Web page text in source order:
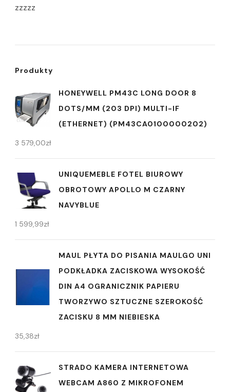
zzzzz
Produkty
HONEYWELL PM43C LONG DOOR 8
DOTS/MM (203 DPI) MULTI-IF
(ETHERNET) (PM43CA0100000202)
3 579,00zł
UNIQUEMEBLE FOTEL BIUROWY
OBROTOWY APOLLO M CZARNY
NAVYBLUE
1 599,99zł
MAUL PŁYTA DO PISANIA MAULGO UNI
PODKŁADKA ZACISKOWA WYSOKOŚĆ
DIN A4 OGRANICZNIK PAPIERU
TWORZYWO SZTUCZNE SZEROKOŚĆ
ZACISKU 8 MM NIEBIESKA
35,38zł
STRADO KAMERA INTERNETOWA
WEBCAM A860 Z MIKROFONEM